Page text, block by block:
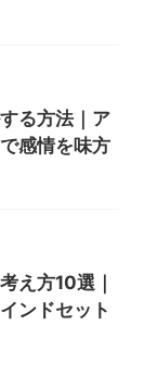
る方法｜ア
感情を味方
え方10選｜
ンドセット